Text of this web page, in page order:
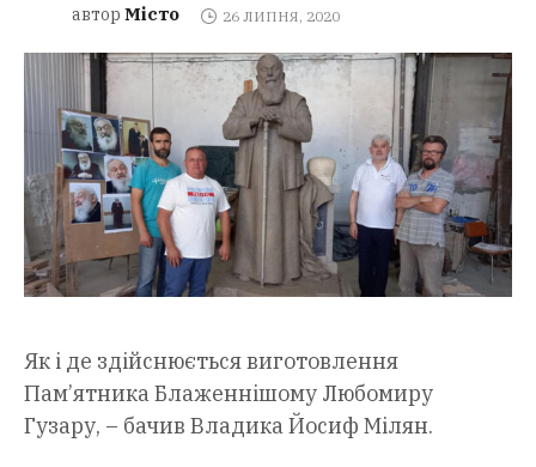
автор Місто 26 ЛИПНЯ, 2020
Як і де здійснюється виготовлення
Пам’ятника Блаженнішому Любомиру
Гузару, – бачив Владика Йосиф Мілян.